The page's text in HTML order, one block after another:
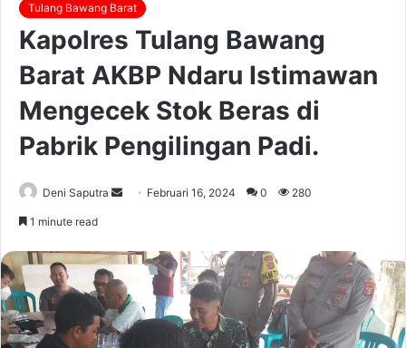
Tulang Bawang Barat
Kapolres Tulang Bawang
Barat AKBP Ndaru Istimawan
Mengecek Stok Beras di
Pabrik Pengilingan Padi.
Deni Saputra
Send Februari 16, 2024 0 280
1 minute read